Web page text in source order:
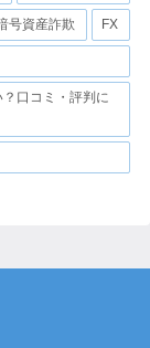
号資産詐欺 FX
口コミ・評判に